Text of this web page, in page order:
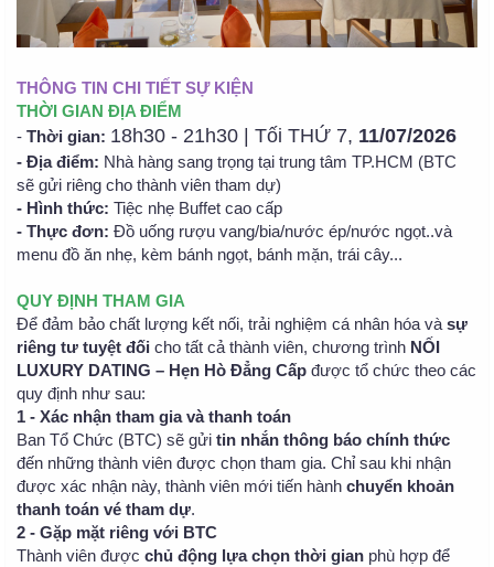
THÔNG TIN CHI TIẾT SỰ KIỆN
THỜI GIAN ĐỊA ĐIỂM
- Thời gian: 18h30 - 21h30 | Tối THỨ 7, 11/07/2026
- Địa điểm: Nhà hàng sang trọng tại trung tâm TP.HCM (BTC
sẽ gửi riêng cho thành viên tham dự)
- Hình thức: Tiệc nhẹ Buffet cao cấp
- Thực đơn: Đồ uống rượu vang/bia/nước ép/nước ngọt..và
menu đồ ăn nhẹ, kèm bánh ngọt, bánh mặn, trái cây...
QUY ĐỊNH THAM GIA
Để đảm bảo chất lượng kết nối, trải nghiệm cá nhân hóa và sự
riêng tư tuyệt đối cho tất cả thành viên, chương trình NỐI
LUXURY DATING – Hẹn Hò Đẳng Cấp được tổ chức theo các
quy định như sau:
1 - Xác nhận tham gia và thanh toán
Ban Tổ Chức (BTC) sẽ gửi tin nhắn thông báo chính thức
đến những thành viên được chọn tham gia. Chỉ sau khi nhận
được xác nhận này, thành viên mới tiến hành chuyển khoản
thanh toán vé tham dự.
2 - Gặp mặt riêng với BTC
Thành viên được chủ động lựa chọn thời gian phù hợp để